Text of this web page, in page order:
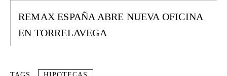
REMAX ESPAÑA ABRE NUEVA OFICINA
EN TORRELAVEGA